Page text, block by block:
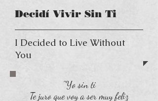
Decidí Vivir Sin Ti
I Decided to Live Without
You
"Yo sin ti
Te juro que voy a ser muy feliz